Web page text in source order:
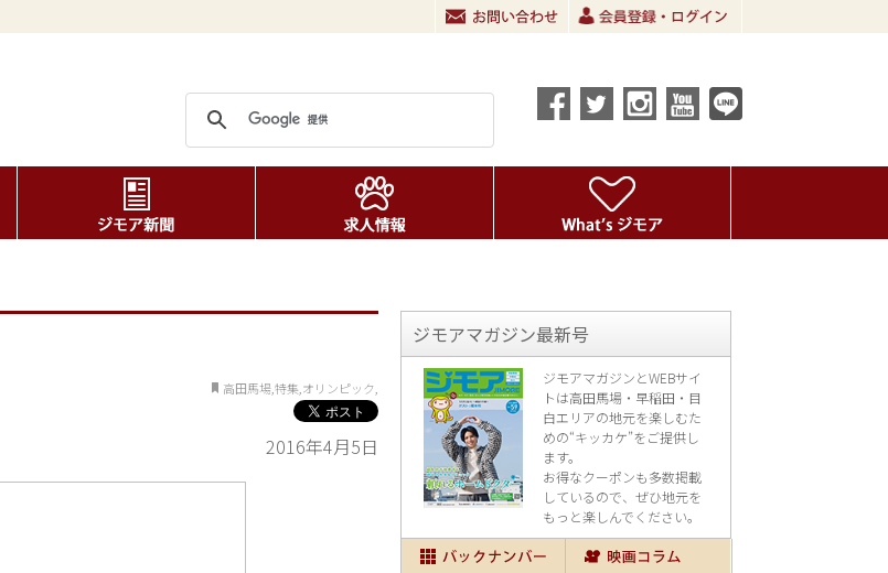
高田馬場,特集,オリンピック,
2016年4月5日
ジモアマガジン最新号
ジモアマガジンとWEBサイ
トは高田馬場・早稲田・目
白エリアの地元を楽しむた
めの“キッカケ”をご提供し
ます。
お得なクーポンも多数掲載
しているので、 ぜひ地元を
もっと楽しんでください。